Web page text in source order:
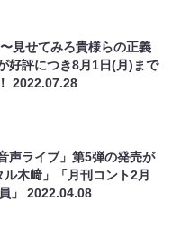
〜見せてみろ貴様らの正義
好評につき8月1日(月)まで
2022.07.28
声ライブ」第5弾の発売が
木﨑」「月刊コント2月
」2022.04.08